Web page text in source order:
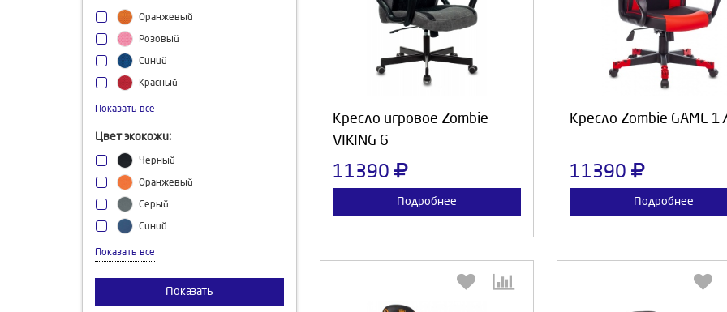
Everprof
Arozzi
TetChair
COUGAR
Оранжевый
Розовый
Синий
Красный
Черный
Серо-голубой
Зеленый
Показать все
Цвет экокожи:
Черный
Оранжевый
Серый
Синий
Коричневый
Розовый
Показать все
Показать
Кресло игровое Zombie
VIKING 6
11390
Подробнее
Выберите количество:
Продолжить
Кресло Zombie GAME
11390
Подробнее
Выберите количество:
Продолжить